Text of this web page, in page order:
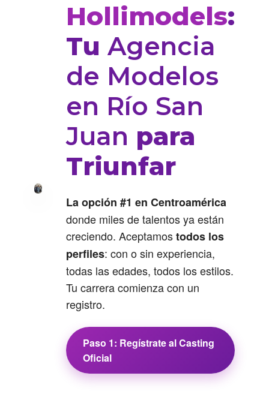
Hollimodels:
TuAgencia
de Modelos
en Río San
Juan para
Triunfar
La opción #1 en Centroamérica
donde miles de talentos ya están
creciendo. Aceptamostodos los
perfiles: con o sin experiencia,
todas las edades, todos los estilos.
Tu carrera comienza con un
registro.
Paso 1: Regístrate al Casting
Oficial